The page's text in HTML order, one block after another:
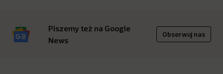
Piszemy też na Google
News
Obserwuj nas